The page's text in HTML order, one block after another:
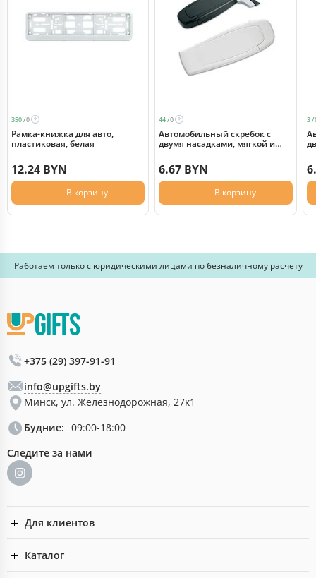
350 /0
Рамка-книжка для авто,
пластиковая, белая
12.24 BYN
В корзину
44 /0
Автомобильный скребок с
двумя насадками, мягкой и
6.67 BYN
В корзину
3 /
Работаем только с юридическими лицами по безналичному расчету
+375 (29) 397-91-91
info@upgifts.by
Минск, ул. Железнодорожная, 27к1
Будние: 09:00-18:00
Следите за нами
Для клиентов
Каталог